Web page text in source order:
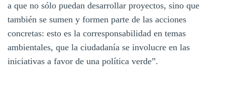
a que no sólo puedan desarrollar proyectos, sino que
también se sumen y formen parte de las acciones
concretas: esto es la corresponsabilidad en temas
ambientales, que la ciudadanía se involucre en las
iniciativas a favor de una política verde”.